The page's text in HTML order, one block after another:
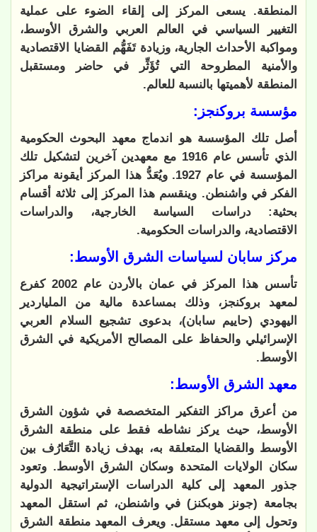
المنطقة. يسعى المركز إلى إلقاء الضوء على عملية
التغيير السياسي في العالم العربي والشرق الأوسط،
ومواكبة الأحداث الجارية، وزيادة تَفَهُّم القضايا الاقتصادية
والأمنية المطروحة التي تُؤَثِّر في حاضر ومستقبل
المنطقة لأهميتها بالنسبة للعالم.
مؤسسة بروكنجز:
أصل تلك المؤسسة هو اندماج معهد البحوث الحكومية
الذي تأسس عام 1916 مع معهدين آخرين لتشكيل تلك
المؤسسة في عام 1927. ويُعَدُّ هذا المركز أيقونة مراكز
الفكر في واشنطن. وينقسم هذا المركز إلى ثلاثة أقسام
بحثية: دراسات السياسة الخارجية، والدراسات
الاقتصادية، والدراسات الحكومية.
مركز سابان لسياسات الشرق الأوسط:
تأسس هذا المركز في عمان بالأردن عام 2002 كفرع
لمعهد بروكنجز، وذلك بمساعدة مالية من الملياردير
اليهودي (حاييم سابان)، بدعوى تشجيع السلام العربي
الإسرائيلي والحفاظ على المصالح الأمريكية في الشرق
الأوسط.
معهد الشرق الأوسط:
من أعرق مراكز التفكير المتخصصة في شؤون الشرق
الأوسط، حيث يركز نشاطه فقط على منطقة الشرق
الأوسط والقضايا المتعلقة به، بهدف زيادة التَّعَارُف بين
سكان الولايات المتحدة وسكان الشرق الأوسط. وتعود
جذور المعهد إلى كلية الدراسات الإستراتيجية الدولية
بجامعة (جونز هوبكنز) في واشنطن، ثم استقل المعهد
وتحول إلى معهد مستقل. ويعرف المعهد منطقة الشرق